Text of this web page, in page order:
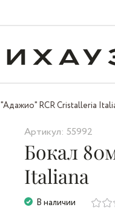
RCR Cristalleria
Артикул: 55992
Бокал
Italiana
В наличии